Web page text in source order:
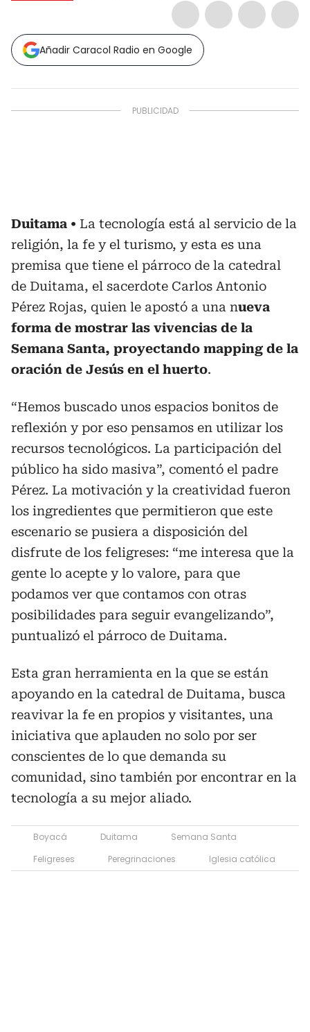
Añadir Caracol Radio en Google
Duitama
La tecnología está al servicio de la
religión, la fe y el turismo, y esta es una
premisa que tiene el párroco de la catedral
de Duitama, el sacerdote Carlos Antonio
Pérez Rojas, quien le apostó a una nueva
forma de mostrar las vivencias de la
Semana Santa, proyectando mapping de la
oración de Jesús en el huerto.
“Hemos buscado unos espacios bonitos de
reflexión y por eso pensamos en utilizar los
recursos tecnológicos. La participación del
público ha sido masiva”, comentó el padre
Pérez. La motivación y la creatividad fueron
los ingredientes que permitieron que este
escenario se pusiera a disposición del
disfrute de los feligreses: “me interesa que la
gente lo acepte y lo valore, para que
podamos ver que contamos con otras
posibilidades para seguir evangelizando”,
puntualizó el párroco de Duitama.
Esta gran herramienta en la que se están
apoyando en la catedral de Duitama, busca
reavivar la fe en propios y visitantes, una
iniciativa que aplauden no solo por ser
conscientes de lo que demanda su
comunidad, sino también por encontrar en la
tecnología a su mejor aliado.
Boyacá Duitama
Semana Santa
Feligreses
Peregrinaciones Iglesia católica